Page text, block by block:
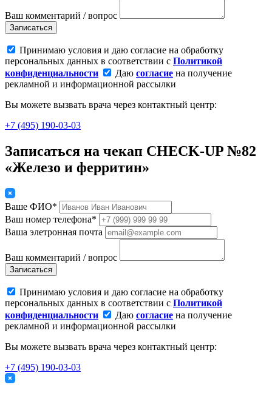
Ваш комментарий / вопрос
Записаться
Принимаю условия и даю согласие на обработку
персональных данных в соответствии с Политикой
конфиденциальности
Даю согласие на получение
рекламной и информационной рассылки
Вы можете вызвать врача через контактный центр:
+7 (495) 190-03-03
Записаться на чекап CHECK-UP №82
«Железо и ферритин»
Ваше ФИО*
Ваш номер телефона*
Ваша элетронная почта
Ваш комментарий / вопрос
Записаться
Принимаю условия и даю согласие на обработку
персональных данных в соответствии с Политикой
конфиденциальности
Даю согласие на получение
рекламной и информационной рассылки
Вы можете вызвать врача через контактный центр:
+7 (495) 190-03-03